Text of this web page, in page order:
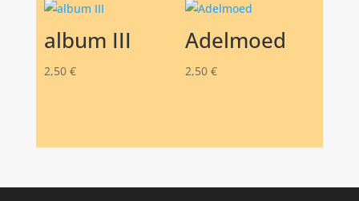
album III
2,50 €
Adelmoed
2,50 €